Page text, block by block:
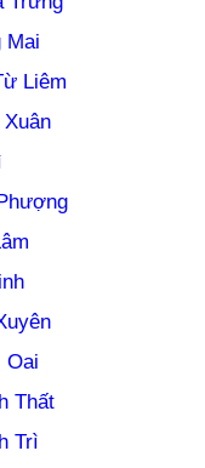
Mai
Liêm
Xuân
Oai
Thất
Trì